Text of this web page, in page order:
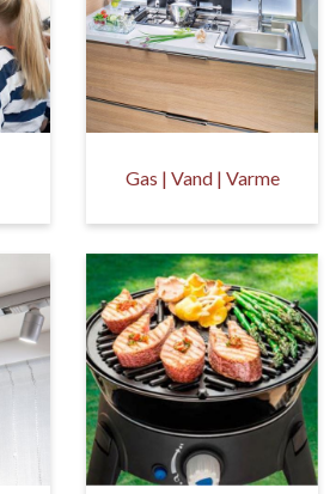
Gas | Vand | Varme